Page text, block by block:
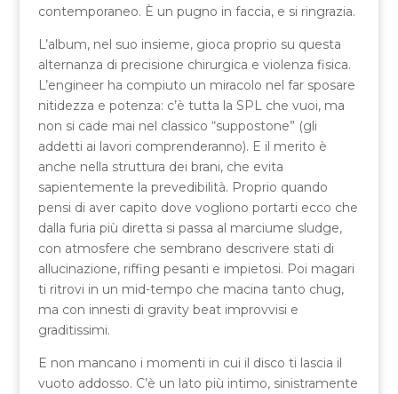
contemporaneo. È un pugno in faccia, e si ringrazia.
L’album, nel suo insieme, gioca proprio su questa
alternanza di precisione chirurgica e violenza fisica.
L’engineer ha compiuto un miracolo nel far sposare
nitidezza e potenza: c’è tutta la SPL che vuoi, ma
non si cade mai nel classico “suppostone” (gli
addetti ai lavori comprenderanno). E il merito è
anche nella struttura dei brani, che evita
sapientemente la prevedibilità. Proprio quando
pensi di aver capito dove vogliono portarti ecco che
dalla furia più diretta si passa al marciume sludge,
con atmosfere che sembrano descrivere stati di
allucinazione, riffing pesanti e impietosi. Poi magari
ti ritrovi in un mid-tempo che macina tanto chug,
ma con innesti di gravity beat improvvisi e
graditissimi.
E non mancano i momenti in cui il disco ti lascia il
vuoto addosso. C’è un lato più intimo, sinistramente